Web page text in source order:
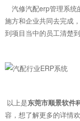
汽修汽配erp管理系统
施方和企业共同去完成
到项目当中的员工清楚
以上是东莞市顺景软件
容，想了解更多的详情